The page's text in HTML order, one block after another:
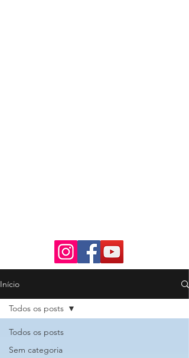
Início
Todos os posts
Sem categoria
Todos os posts